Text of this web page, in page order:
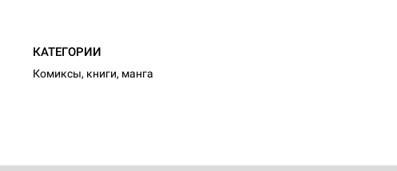
КАТЕГОРИИ
Комиксы, книги, манга